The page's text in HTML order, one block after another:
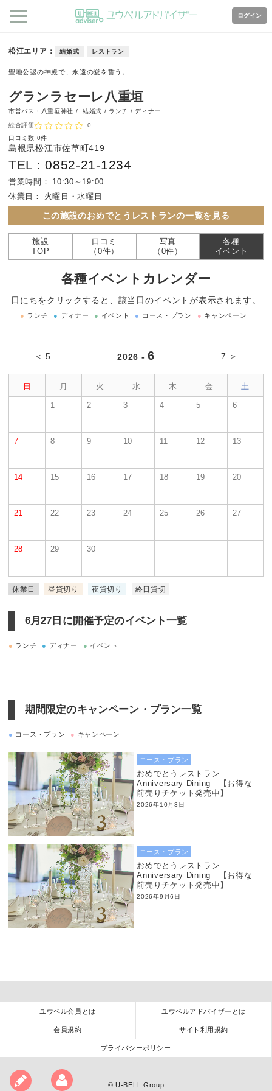
ログイン
松江エリア 結婚式 レストラン
聖地公認の神殿で、永遠の愛を誓う。
グランラセーレ八重垣
市営バス・八重垣神社 / 結婚式 / ランチ / ディナー
総合評価
0
口コミ数 0件
島根県松江市佐草町419
TEL :0852-21-1234
営業時間：
10:30～19:00
休業日：
火曜日・水曜日
この施設のおめでとうレストランの一覧を見る
施設
TOP
口コミ
（0件）
写真
（0件）
各種
イベント
各種イベントカレンダー
日にちをクリックすると、該当日のイベントが表示されます。
● ランチ ● ディナー ● イベント ● コース・プラン ● キャンペーン
＜ 5 2026 -6 7 ＞
日 月 火 水 木 金 土
1 2 3 4 5 6
7 8 9 10 11 12 13
14 15 16 17 18 19 20
21 22 23 24 25 26 27
28 29 30
休業日 昼貸切り 夜貸切り 終日貸切
6月27日に 開催予定のイベント一覧
● ランチ ● ディナー ● イベント
期間限定のキャンペーン・プラン一覧
● コース・プラン ● キャンペーン
コース・プラン
おめでとうレストラン
Anniversary Dining 【お得な
前売りチケット発売中】
2026年10月3日
コース・プラン
おめでとうレストラン
Anniversary Dining 【お得な
前売りチケット発売中】
2026年9月6日
ユウベル会員とは ユウベルアドバイザーとは
会員規約 サイト利用規約
プライバシーポリシー
© U-BELL Group